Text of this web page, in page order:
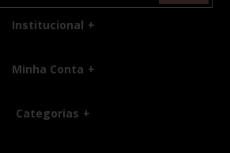
Institucional
Minha Conta
Categorias